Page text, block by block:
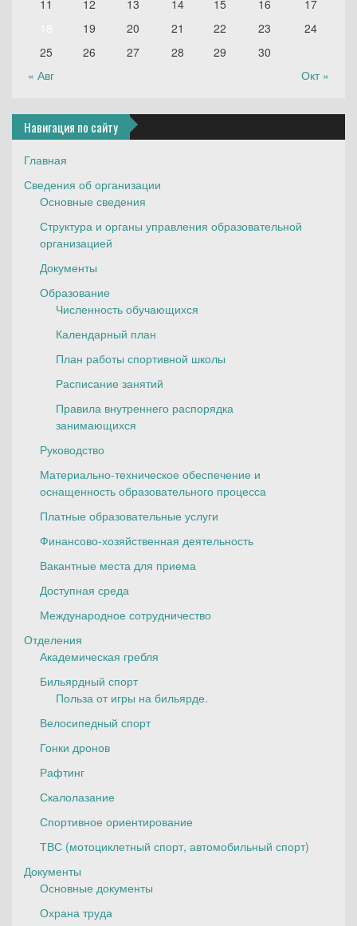
« Авг Окт »
11 12 13 14 15 16
17
19 20 21 22 23
24
25
26 27 28 29 30
Навигация по сайту
Главная
Сведения об организации
Основные сведения
Структура и органы управления образовательной
организацией
Документы
Образование
Численность обучающихся
Календарный план
План работы спортивной школы
Расписание занятий
Правила внутреннего распорядка
занимающихся
Руководство
Материально-техническое обеспечение и
оснащенность образовательного процесса
Платные образовательные услуги
Финансово-хозяйственная деятельность
Вакантные места для приема
Доступная среда
Международное сотрудничество
Отделения
Академическая гребля
Бильярдный спорт
Польза от игры на бильярде.
Велосипедный спорт
Гонки дронов
Рафтинг
Скалолазание
Спортивное ориентирование
ТВС (мотоциклетный спорт, автомобильный спорт)
Документы
Основные документы
Охрана труда